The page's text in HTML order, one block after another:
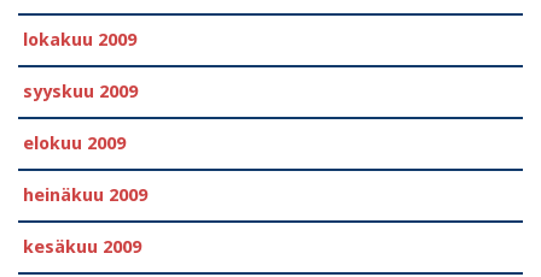
lokakuu 2009
syyskuu 2009
elokuu 2009
heinäkuu 2009
kesäkuu 2009